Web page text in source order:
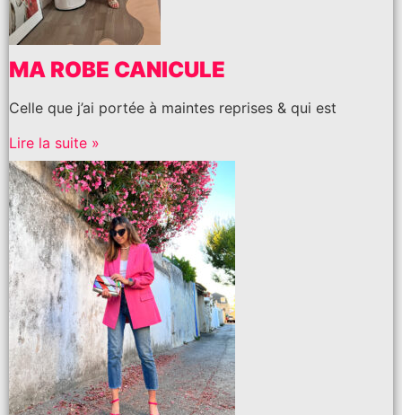
MA ROBE CANICULE
Celle que j’ai portée à maintes reprises & qui est
Lire la suite »